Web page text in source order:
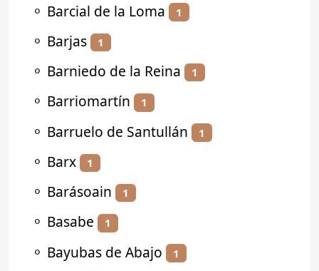
⚬ Barcial de la Loma 1
⚬ Barjas 1
⚬ Barniedo de la Reina 1
⚬ Barriomartín 1
⚬ Barruelo de Santullán 1
⚬ Barx 1
⚬ Barásoain 1
⚬ Basabe 1
⚬ Bayubas de Abajo 1